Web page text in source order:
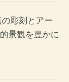
彫刻とアー
景観を豊かに